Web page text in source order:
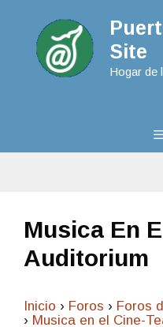
Site
Hogar de
Musica En
Auditorium
Inicio › Foros › Foros
› Musica en el Cine-